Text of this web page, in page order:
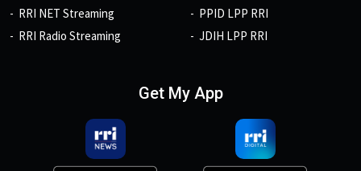
RRI NET Streaming
RRI Radio Streaming
PPID LPP RRI
JDIH LPP RRI
Get My App